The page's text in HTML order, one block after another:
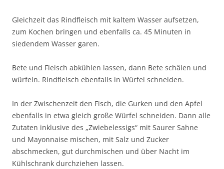
Gleichzeit das Rindfleisch mit kaltem Wasser aufsetzen,
zum Kochen bringen und ebenfalls ca. 45 Minuten in
siedendem Wasser garen.
Bete und Fleisch abkühlen lassen, dann Bete schälen und
würfeln. Rindfleisch ebenfalls in Würfel schneiden.
In der Zwischenzeit den Fisch, die Gurken und den Apfel
ebenfalls in etwa gleich große Würfel schneiden. Dann alle
Zutaten inklusive des „Zwiebelessigs“ mit Saurer Sahne
und Mayonnaise mischen, mit Salz und Zucker
abschmecken, gut durchmischen und über Nacht im
Kühlschrank durchziehen lassen.